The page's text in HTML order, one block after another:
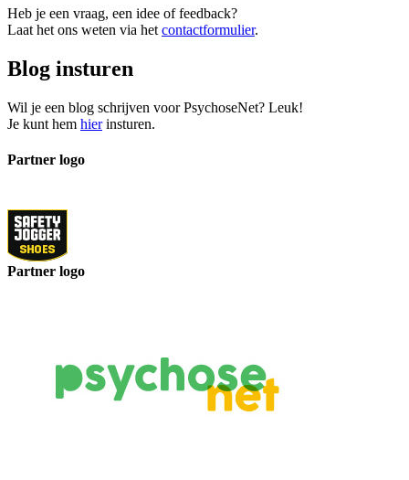
Heb je een vraag, een idee of feedback?
Laat het ons weten via het contactformulier.
Blog insturen
Wil je een blog schrijven voor PsychoseNet? Leuk!
Je kunt hem hierinsturen.
Partner logo
Partner logo